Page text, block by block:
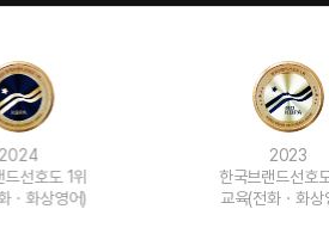
한국브랜드선호도 1위
교육(전화ㆍ화상영어)